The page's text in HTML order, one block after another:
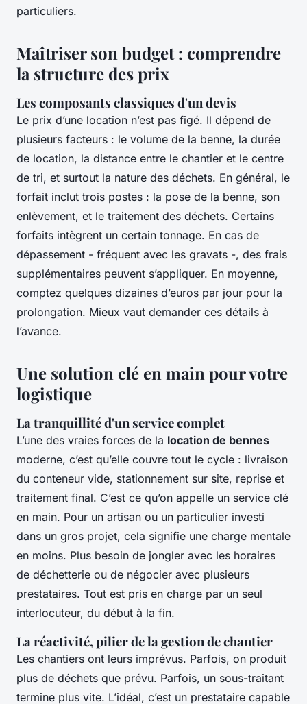
particuliers.
Maîtriser son budget : comprendre
la structure des prix
Les composants classiques d'un devis
Le prix d’une location n’est pas figé. Il dépend de
plusieurs facteurs : le volume de la benne, la durée
de location, la distance entre le chantier et le centre
de tri, et surtout la nature des déchets. En général, le
forfait inclut trois postes : la pose de la benne, son
enlèvement, et le traitement des déchets. Certains
forfaits intègrent un certain tonnage. En cas de
dépassement - fréquent avec les gravats -, des frais
supplémentaires peuvent s’appliquer. En moyenne,
comptez quelques dizaines d’euros par jour pour la
prolongation. Mieux vaut demander ces détails à
l’avance.
Une solution clé en main pour votre
logistique
La tranquillité d'un service complet
L’une des vraies forces de la location de bennes
moderne, c’est qu’elle couvre tout le cycle : livraison
du conteneur vide, stationnement sur site, reprise et
traitement final. C’est ce qu’on appelle un service clé
en main. Pour un artisan ou un particulier investi
dans un gros projet, cela signifie une charge mentale
en moins. Plus besoin de jongler avec les horaires
de déchetterie ou de négocier avec plusieurs
prestataires. Tout est pris en charge par un seul
interlocuteur, du début à la fin.
La réactivité, pilier de la gestion de chantier
Les chantiers ont leurs imprévus. Parfois, on produit
plus de déchets que prévu. Parfois, un sous-traitant
termine plus vite. L’idéal, c’est un prestataire capable